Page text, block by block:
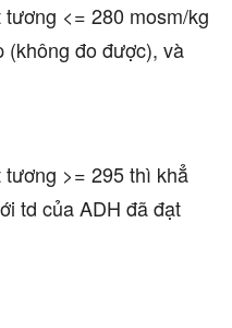
<= 280 mosm/kg
(không đo được), và
>= 295 thì khẳ
td của ADH đã đạt